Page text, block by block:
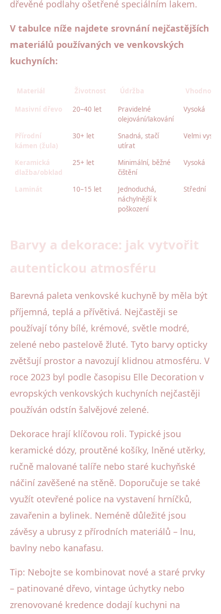
dřevěné podlahy ošetřené speciálním lakem.
V tabulce níže najdete srovnání nejčastějších
materiálů používaných ve venkovských
kuchyních:
Materiál Životnost Údržba Vhodnost
Masivní dřevo 20–40 let
Pravidelné
olejování/lakování
Vysoká
Přírodní
kámen (žula)
30+ let
Snadná, stačí
utírat
Velmi
Keramická
dlažba/obklad
25+ let
Minimální, běžné
čištění
Vysoká
Laminát 10–15 let
Jednoduchá,
náchylnější k
poškození
Střední
Barvy a dekorace: jak vytvořit
autentickou atmosféru
Barevná paleta venkovské kuchyně by měla být
příjemná, teplá a přívětivá. Nejčastěji se
používají tóny bílé, krémové, světle modré,
zelené nebo pastelově žluté. Tyto barvy opticky
zvětšují prostor a navozují klidnou atmosféru. V
roce 2023 byl podle časopisu Elle Decoration v
evropských venkovských kuchyních nejčastěji
používán odstín šalvějové zelené.
Dekorace hrají klíčovou roli. Typické jsou
keramické dózy, proutěné košíky, lněné utěrky,
ručně malované talíře nebo staré kuchyňské
náčiní zavěšené na stěně. Doporučuje se také
využít otevřené police na vystavení hrníčků,
zavařenin a bylinek. Neméně důležité jsou
závěsy a ubrusy z přírodních materiálů – lnu,
bavlny nebo kanafasu.
Tip: Nebojte se kombinovat nové a staré prvky
– patinované dřevo, vintage úchytky nebo
zrenovované kredence dodají kuchyni na